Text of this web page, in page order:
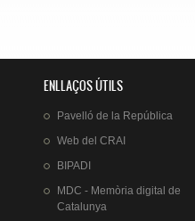
ENLLAÇOS ÚTILS
Pavelló de la República
Web del CRAI
BIPADI
MDC - Memòria digital de
Catalunya